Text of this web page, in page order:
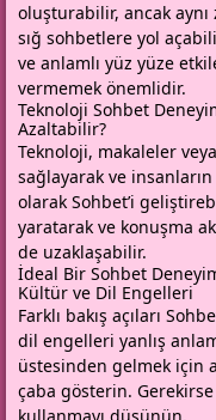
oluşturabilir, ancak
sığ sohbetlere yol
ve anlamlı yüz yüze
vermemek önemlidir.
Teknoloji Sohbet
Azaltabilir?
Teknoloji, makaleler
sağlayarak ve insanların
olarak Sohbet’i
yaratarak ve konuşma
de uzaklaşabilir.
İdeal Bir Sohbet
Kültür ve Dil Engelleri
Farklı bakış açıları
dil engelleri yanlış
üstesinden gelmek için
çaba gösterin.